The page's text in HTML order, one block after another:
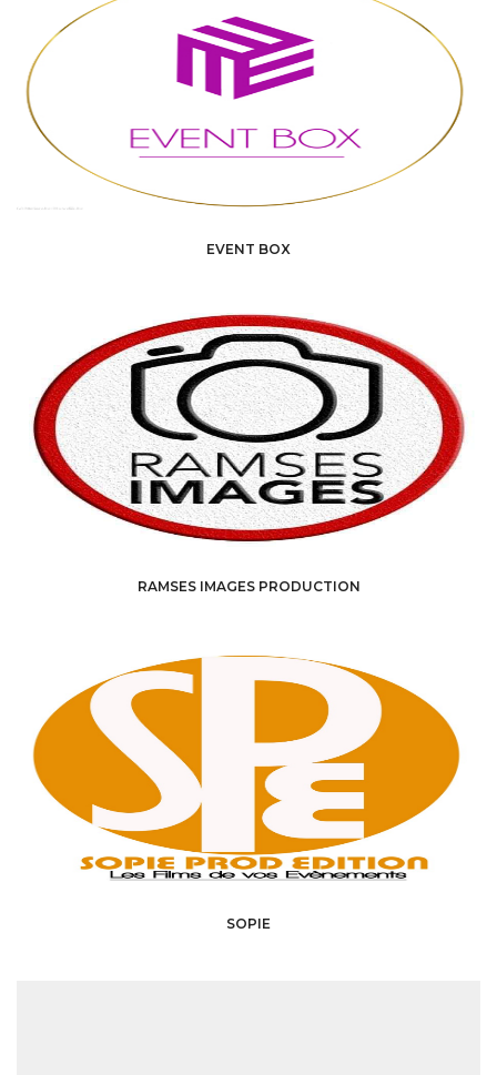
EVENT BOX
RAMSES IMAGES PRODUCTION
SOPIE